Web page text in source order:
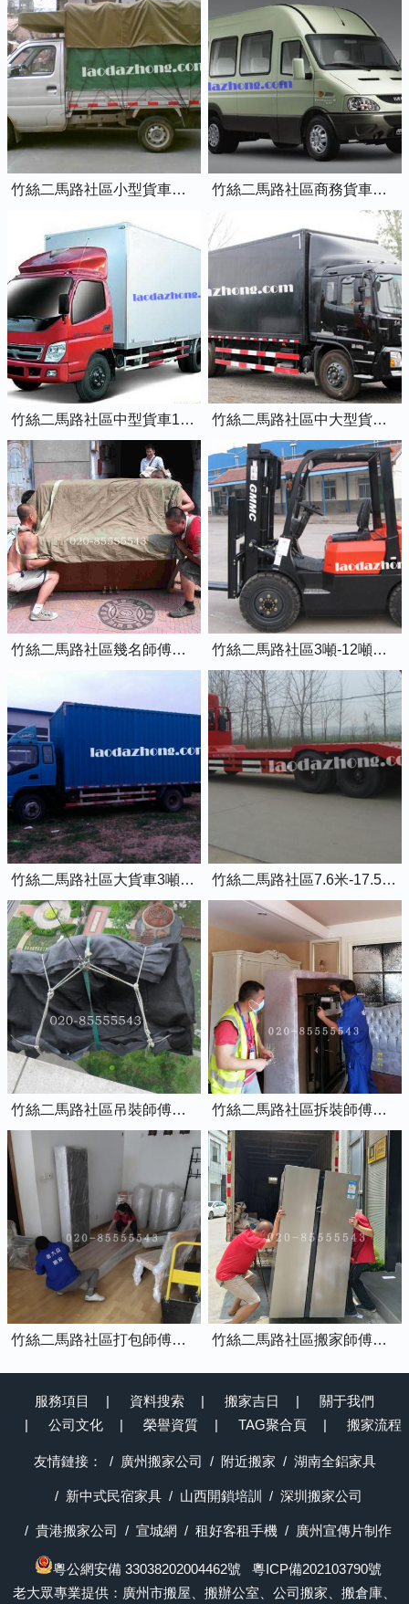
竹絲二馬路社區小型貨車藍牌0.8噸小卡車 竹絲二馬路社區商務貨車藍牌7座依維柯全順車
竹絲二馬路社區中型貨車1.5噸藍牌4米2廂式貨車 竹絲二馬路社區中大型貨車2噸黃牌5米2廂式貨車
竹絲二馬路社區幾名師傅正在抬鋼琴上樓 竹絲二馬路社區3噸-12噸的柴油叉車出租
竹絲二馬路社區大貨車3噸黃牌6米8的廂式貨車 竹絲二馬路社區7.6米-17.5米平板貨車出租
竹絲二馬路社區吊裝師傅正在吊裝物品上樓 竹絲二馬路社區拆裝師傅正在拆裝家具
竹絲二馬路社區打包師傅專業打包家具中 竹絲二馬路社區搬家師傅正在搬運冰箱上樓
服務項目 資料搜索 搬家吉日
關于我們
公司文化
榮譽資質 TAG聚合頁 搬家流程
友情鏈接： 廣州搬家公司 附近搬家 湖南全鋁家具
新中式民宿家具 山西開鎖培訓 深圳搬家公司
貴港搬家公司 宣城網 租好客租手機 廣州宣傳片制作
粵公網安備 33038202004462號
粵ICP備202103790號
老大眾專業提供：廣州市搬屋、搬辦公室、公司搬家、搬倉庫、